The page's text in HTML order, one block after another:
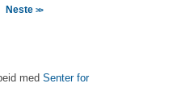
Neste >>
med Senter for